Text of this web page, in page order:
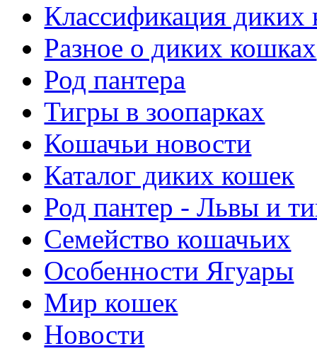
Классификация диких
Разное о диких кошках
Род пантера
Тигры в зоопарках
Кошачьи новости
Каталог диких кошек
Род пантер - Львы и
Семейство кошачьих
Особенности Ягуары
Мир кошек
Новости